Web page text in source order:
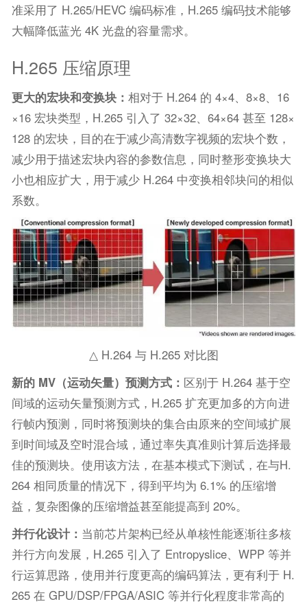
准采用了 H.265/HEVC 编码标准，H.265 编码技术能够
大幅降低蓝光 4K 光盘的容量需求。
H.265 压缩原理
更大的宏块和变换块： 相对于 H.264 的 4×4、8×8、16
×16 宏块类型，H.265 引入了 32×32、64×64 甚至 128×
128 的宏块，目的在于减少高清数字视频的宏块个数，
减少用于描述宏块内容的参数信息，同时整形变换块大
小也相应扩大，用于减少 H.264 中变换相邻块问的相似
系数。
△ H.264 与 H.265 对比图
新的 MV（运动矢量）预测方式： 区别于 H.264 基于空
间域的运动矢量预测方式，H.265 扩充更加多的方向进
行帧内预测，同时将预测块的集合由原来的空间域扩展
到时间域及空时混合域，通过率失真准则计算后选择最
佳的预测块。使用该方法，在基本模式下测试，在与H.
264 相同质量的情况下，得到平均为 6.1% 的压缩增
益，复杂图像的压缩增益甚至能提高到 20%。
并行化设计： 当前芯片架构已经从单核性能逐渐往多核
并行方向发展，H.265 引入了 Entropyslice、WPP 等并
行运算思路，使用并行度更高的编码算法，更有利于 H.
265 在 GPU/DSP/FPGA/ASIC 等并行化程度非常高的